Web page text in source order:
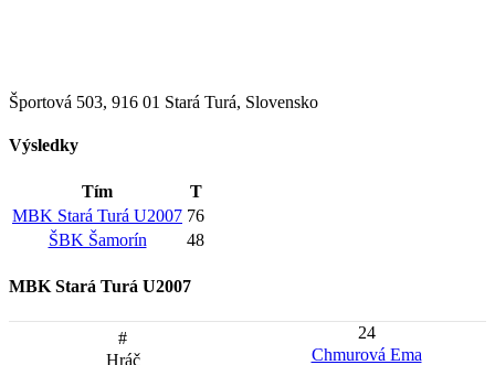
Športová 503, 916 01 Stará Turá, Slovensko
Výsledky
Tím
T
MBK Stará Turá U2007 76
ŠBK Šamorín
48
MBK Stará Turá U2007
24
Chmurová Ema